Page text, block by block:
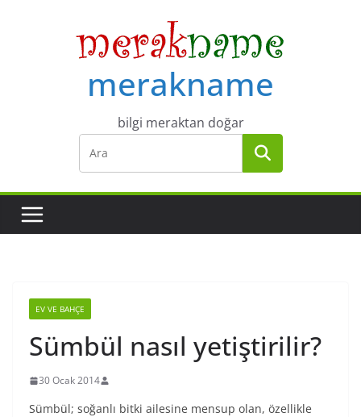
merakname
bilgi meraktan doğar
EV VE BAHÇE
Sümbül nasıl yetiştirilir?
30 Ocak 2014
Sümbül; soğanlı bitki ailesine mensup olan, özellikle